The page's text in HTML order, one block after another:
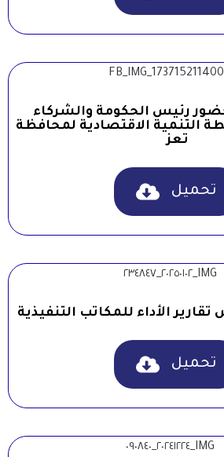
رئيس الحكومة والشركاء
التنمية الاقتصادية لمحافظة
تعز
تحميل
الأداء للمكاتب التنفيذية
تحميل